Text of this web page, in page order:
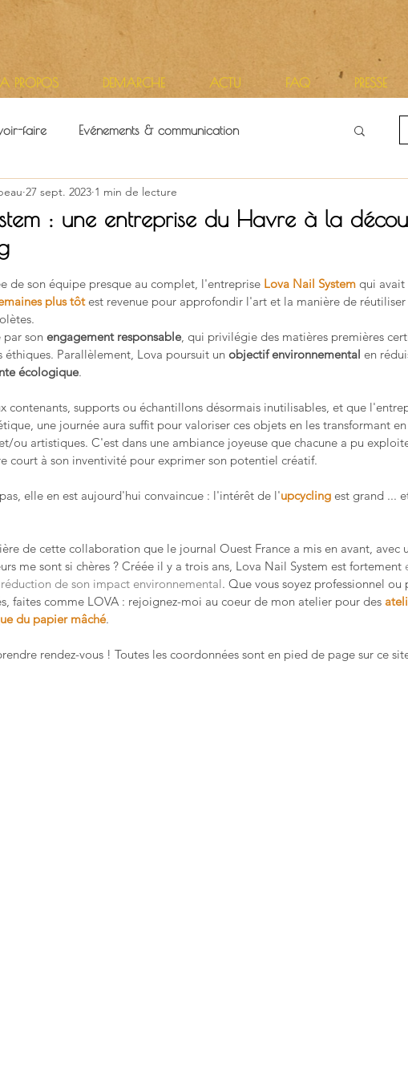
faire Evénements & communication
Vie d'atelier
: une entreprise du Havre à la
27 sept. 2023 1 min de lecture
5.
de son équipe presque au complet, l'entreprise Lova Nail System qui avait
plus tôt est revenue pour approfondir l'art et la manière de
par son engagement responsable, qui privilégie des matières premières
éthiques. Parallèlement, Lova poursuit un objectif environnemental en
écologique.
contenants, supports ou échantillons désormais inutilisables, et que
une journée aura suffit pour valoriser ces objets en les transformant
ou artistiques. C'est dans une ambiance joyeuse que chacune a pu
court à son inventivité pour exprimer son potentiel créatif.
elle en est aujourd'hui convaincue : l'intérêt de l'upcycling est grand ...
de cette collaboration que le journal Ouest France a mis en avant, avec
me sont si chères ? Créée il y a trois ans, Lova Nail System est fortement
de son impact environnemental. Que vous soyez professionnel ou
faites comme LOVA : rejoignez-moi au coeur de mon atelier pour des
du papier mâché.
rendez-vous ! Toutes les coordonnées sont en pied de page sur ce
A PROPOS DEMARCHE ACTU FAQ PRESSE